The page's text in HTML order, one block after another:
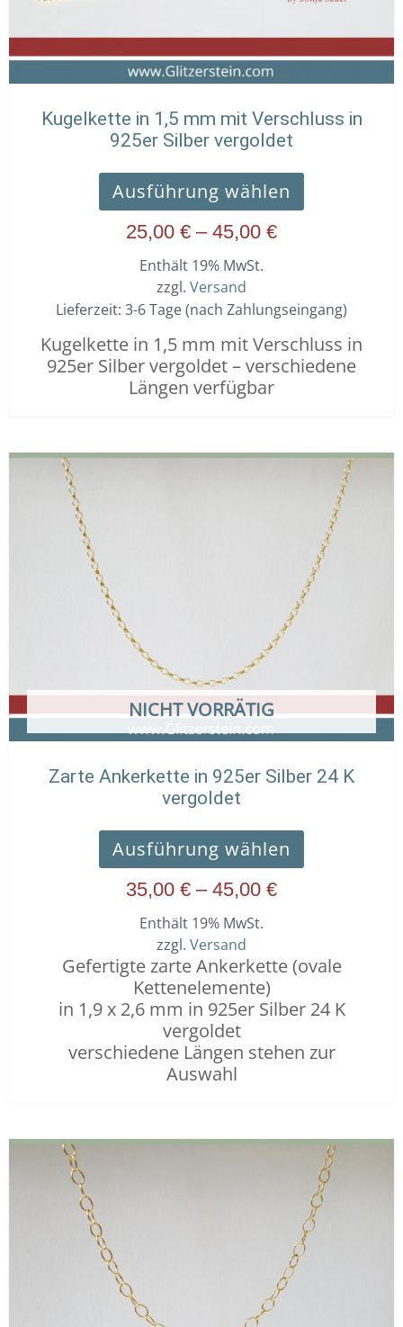
Kugelkette in 1,5 mm mit Verschluss in
925er Silber vergoldet
Ausführung wählen
gewählt
werden
25,00 € – 45,00 €
Enthält 19% MwSt.
zzgl. Versand
Lieferzeit: 3-6 Tage (nach Zahlungseingang)
Kugelkette in 1,5 mm mit Verschluss in
925er Silber vergoldet – verschiedene
Längen verfügbar
NICHT VORRÄTIG
Zarte Ankerkette in 925er Silber 24 K
vergoldet
Ausführung wählen
Dieses
Produkt
weist
mehrere
Varianten
auf.
Die
gewählt
werden
35,00 € – 45,00 €
Preisspanne:
35,00 €
45,00 €
Enthält 19% MwSt.
zzgl. Versand
Gefertigte zarte Ankerkette (ovale
Kettenelemente)
in 1,9 x 2,6 mm in 925er Silber 24 K
vergoldet
verschiedene Längen stehen zur
Auswahl
Dieses
Produkt
weist
mehrere
Varianten
auf.
Preisspanne:
35,00 €
45,00 €